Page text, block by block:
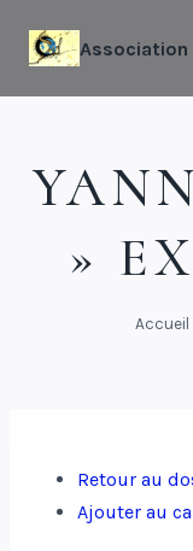
Association
»
Accueil
Retour au
Ajouter au